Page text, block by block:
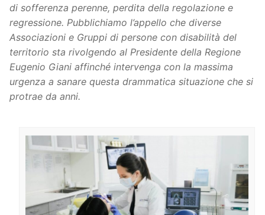
di sofferenza perenne, perdita della regolazione e
regressione. Pubblichiamo l’appello che diverse
Associazioni e Gruppi di persone con disabilità del
territorio sta rivolgendo al Presidente della Regione
Eugenio Giani affinché intervenga con la massima
urgenza a sanare questa drammatica situazione che si
protrae da anni.